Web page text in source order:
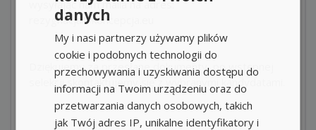
wysyłając nam maila na adres:
rezygnacja@koncepcja.eu
Dziękujemy za przesłane dokumenty, po wstępnej
selekcji skontaktujemy się z wybranymi kandydatami.
danych
My i nasi partnerzy używamy plików
cookie i podobnych technologii do
przechowywania i uzyskiwania dostępu do
informacji na Twoim urządzeniu oraz do
przetwarzania danych osobowych, takich
jak Twój adres IP, unikalne identyfikatory i